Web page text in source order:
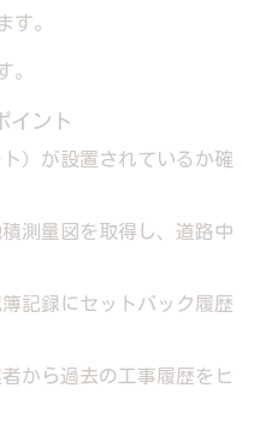
す。
。
イント
）が設置されているか確
測量図を取得し、道路中
記録にセットバック履歴
から過去の工事履歴をヒ